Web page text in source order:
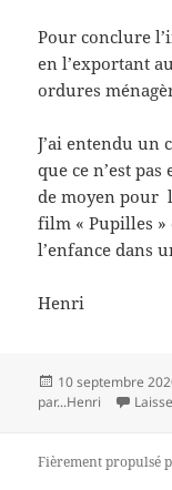
Pour conclure
en l’exportant
ordures
J’ai entendu un
que ce n’est
de moyen pour
film « Pupilles
l’enfance dans
Henri
Publié
le
10 septembre
par...Henri
Fièrement propulsé